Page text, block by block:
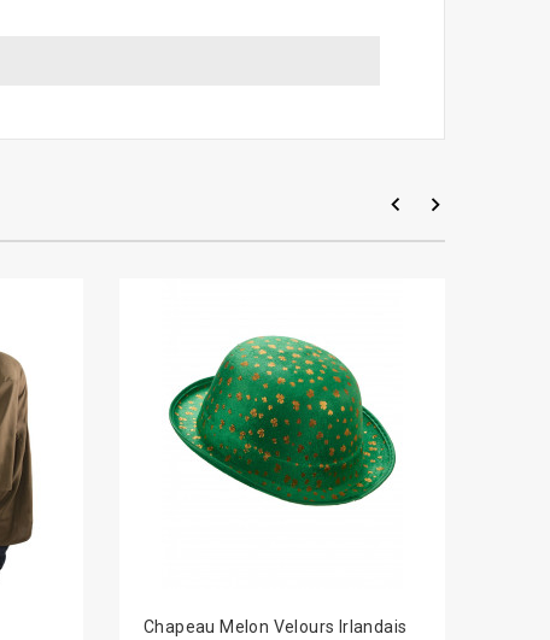
Chapeau Melon Velours Irlandais